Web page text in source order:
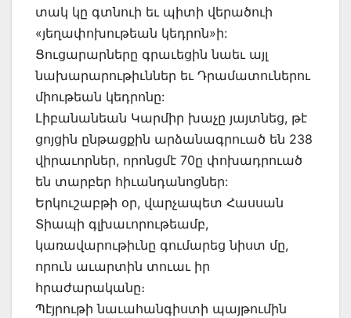
տակ կը գտնուի եւ պիտի վերածուի
«յեղափոխութեան կեդրոն»ի:
Ցուցարարները գրաւեցին նաեւ այլ
նախարարութիւններ եւ Դրամատուներու
միութեան կեդրոնը:
Լիբանանեան Կարմիր խաչը յայտնեց, թէ
ցոյցին ընթացքին արձանագրուած են 238
վիրաւորներ, որոնցմէ 70ը փոխադրուած
են տարբեր հիւանդանոցներ:
Երկուշաբթի օր, վարչապետ Հասսան
Տիապի գլխաւորութեամբ,
կառավարութիւնը գումարեց նիստ մը,
որուն աւարտին տուաւ իր
հրաժարականը։
Պէյրութի նաւահանգիստի պայթումին